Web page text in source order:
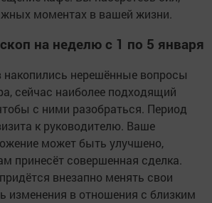
моментах в вашей жизни.
на неделю с 1 по 5 января
накопились нерешённые вопросы
сейчас наиболее подходящий
с ними разобраться. Период
к руководителю. Ваше
может быть улучшено,
принесёт совершенная сделка.
внезапно менять свои
изменения в отношения с близким